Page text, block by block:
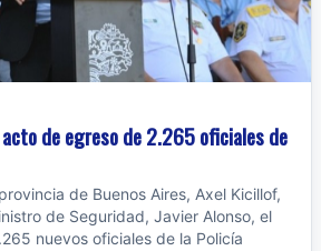
de egreso de 2.265 oficiales de
de Buenos Aires, Axel Kicillof,
de Seguridad, Javier Alonso, el
nuevos oficiales de la Policía